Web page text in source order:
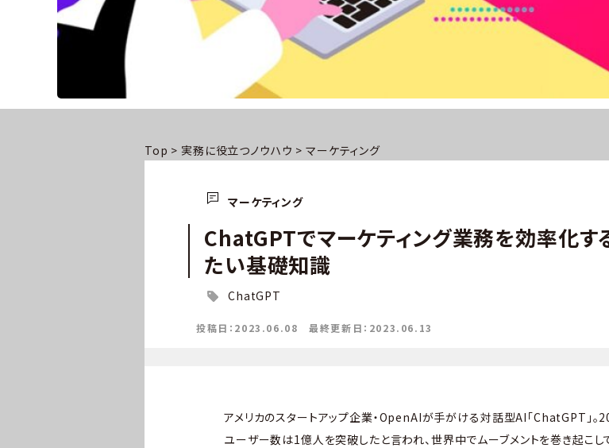
Top > 実務に役立つノウハウ > マーケティング
マーケティング
ChatGPTでマーケティング業務を効率化す
たい基礎知識
ChatGPT
投稿日：2023.06.08 最終更新日：2023.06.13
アメリカのスタートアップ企業・OpenAIが手がける対話型AI「ChatGPT」
ユーザー数は1億人を突破したと言われ、世界中でムーブメントを巻き起こし